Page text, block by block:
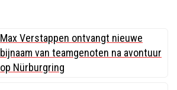
Max Verstappen ontvangt nieuwe
bijnaam van teamgenoten na avontuur
op Nürburgring